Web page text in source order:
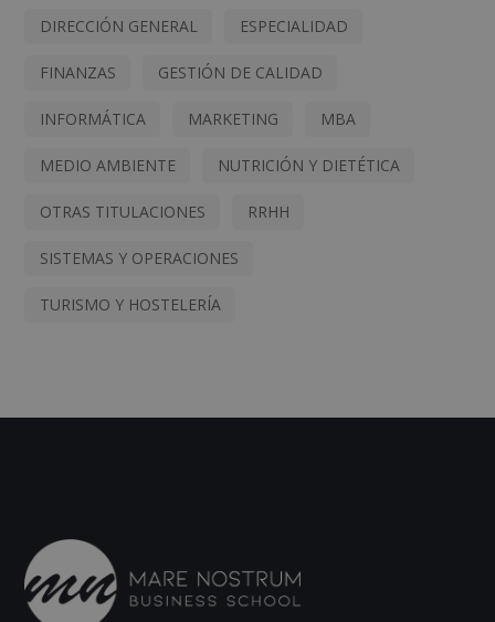
DIRECCIÓN GENERAL ESPECIALIDAD
FINANZAS GESTIÓN DE CALIDAD
INFORMÁTICA MARKETING MBA
MEDIO AMBIENTE NUTRICIÓN Y DIETÉTICA
OTRAS TITULACIONES RRHH
SISTEMAS Y OPERACIONES
TURISMO Y HOSTELERÍA